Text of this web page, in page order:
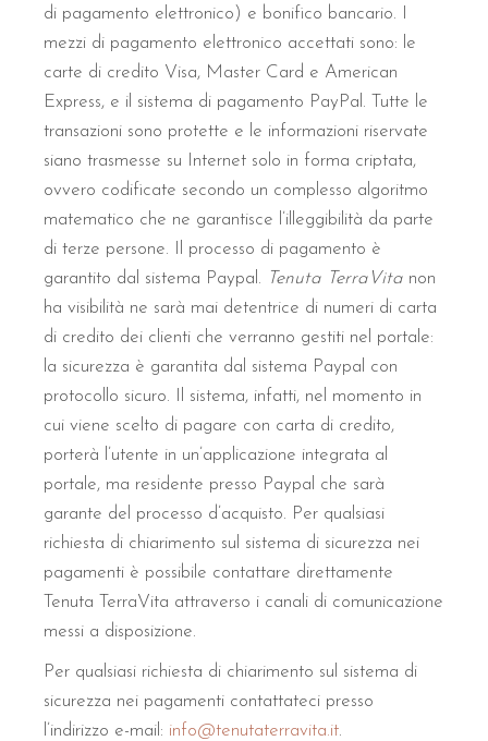
di pagamento elettronico) e bonifico bancario. I
mezzi di pagamento elettronico accettati sono: le
carte di credito Visa, Master Card e American
Express, e il sistema di pagamento PayPal. Tutte le
transazioni sono protette e le informazioni riservate
siano trasmesse su Internet solo in forma criptata,
ovvero codificate secondo un complesso algoritmo
matematico che ne garantisce l’illeggibilità da parte
di terze persone. Il processo di pagamento è
garantito dal sistema Paypal. Tenuta TerraVita non
ha visibilità ne sarà mai detentrice di numeri di carta
di credito dei clienti che verranno gestiti nel portale:
la sicurezza è garantita dal sistema Paypal con
protocollo sicuro. Il sistema, infatti, nel momento in
cui viene scelto di pagare con carta di credito,
porterà l’utente in un’applicazione integrata al
portale, ma residente presso Paypal che sarà
garante del processo d’acquisto. Per qualsiasi
richiesta di chiarimento sul sistema di sicurezza nei
pagamenti è possibile contattare direttamente
Tenuta TerraVita attraverso i canali di comunicazione
messi a disposizione.
Per qualsiasi richiesta di chiarimento sul sistema di
sicurezza nei pagamenti contattateci presso
l’indirizzo e-mail: info@tenutaterravita.it.